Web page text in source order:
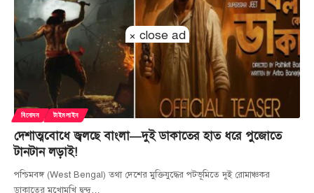
বিনোদন টাইমলাইন
দেশাত্মবোধে জ্বলছে বাংলা—দুই ডাকাতের হাত ধরে পুজোতে
টানটান লড়াই!
পশ্চিমবঙ্গ (West Bengal) তথা দেশের মুক্তিযুদ্ধের পটভূমিতে দুই রোমাঞ্চকর
ডাকাতের মুখোমুখি দ্বন্দ্ব…
× close ad